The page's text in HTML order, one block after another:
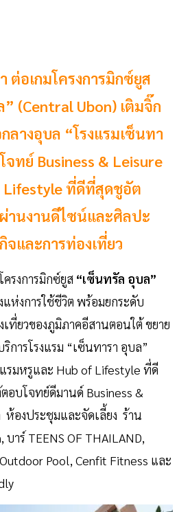
อเกมโครงการมิกซ์ยูส
(Central Ubon) เติมจิ๊ก
ลางอุบล “โรงแรมเซ็นทา
ทย์ Business & Leisure
Lifestyle ที่ดีที่สุดชูอัต
นงานดีไซน์และศิลปะ
และการท่องเที่ยว
ครงการมิกซ์ยูส “เซ็นทรัล อุบล”
ห่งการใช้ชีวิต พร้อมยกระดับ
ที่ยวของภูมิภาคอีสานตอนใต้ ขยาย
การโรงแรม “เซ็นทารา อุบล”
รมหรูและ Hub of Lifestyle ที่ดี
อบโจทย์ดีมานด์ Business &
องประชุมและจัดเลี้ยง ร้าน
าร์ TEENS OF THAILAND,
Outdoor Pool, Cenfit Fitness และ